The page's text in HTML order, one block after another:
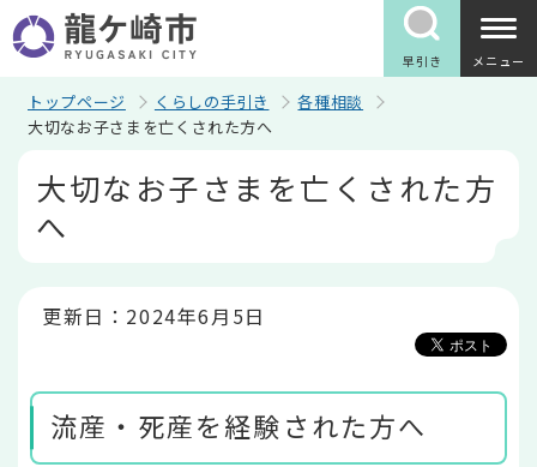
の
ペ
早引き メニュー
トップページ くらしの手引き
各種相談
大切なお子さまを亡くされた方へ
大切なお子さまを亡くされた方
へ
更新日：2024年6月5日
流産・死産を経験された方へ